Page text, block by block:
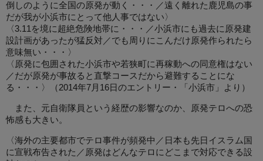
倒しのように全国の原発が動く・・・／遠く離れた鹿児島の事
だが我が小浜市にとって他人事ではない〉
〈3.11を境に超絶危険地帯に・・・／小浜市にも過去に原発建
設計画があったが猛反対／でも周りにこんだけ原発作られたら
意味無い・・・〉
〈原発に包囲された小浜市や若狭町に再稼動への同意権はない
／だが原発が事故ると直撃コースだから避難することにな
る・・・〉（2014年7月16日のエントリー・「小浜市」より）
また、元自衛隊員という経歴の影響なのか、原発テロへの恐
怖感も大きい。
〈海外の主要都市でテロ事件が頻発中／日本も先日イスラム国
に宣戦布告された／原発はどんなテロにどこまで対応できる設